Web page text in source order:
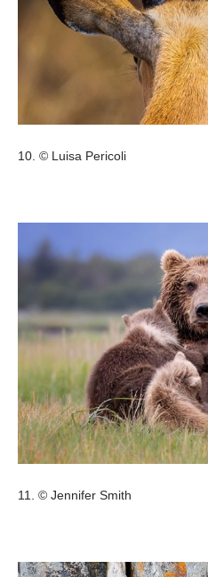
10. © Luisa Pericoli
11. © Jennifer Smith